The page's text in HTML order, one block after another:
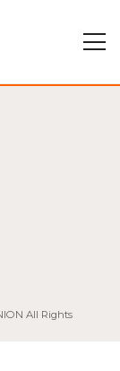
All Rights